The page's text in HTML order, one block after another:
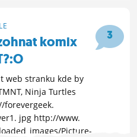
3
komix
web stranku kde by
Ninja Turtles
forevergeek.
jpg http://www.
Picture-